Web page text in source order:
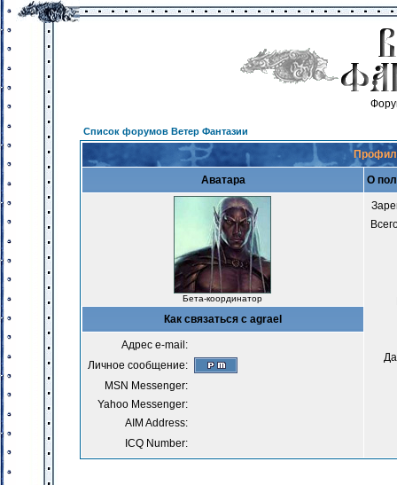
Список форумов Ветер Фантазии
Аватара О
Бета-координатор
Как связаться с agrael
Адрес e-mail:
Личное сообщение:
MSN Messenger:
Yahoo Messenger:
AIM Address:
ICQ Number: